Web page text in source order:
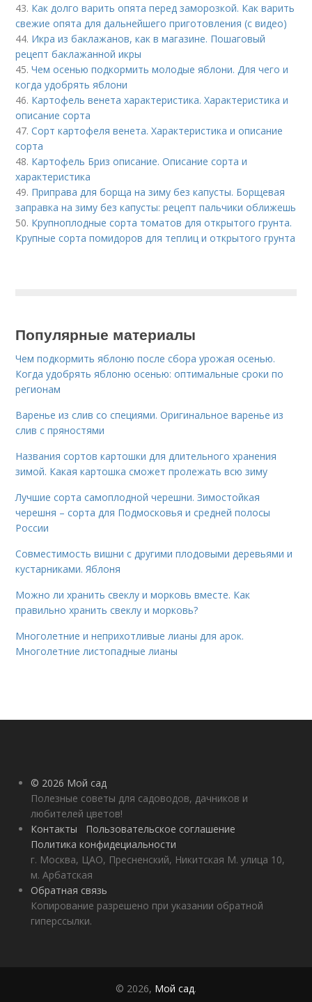
43. Как долго варить опята перед заморозкой. Как варить
свежие опята для дальнейшего приготовления (с видео)
44. Икра из баклажанов, как в магазине. Пошаговый
рецепт баклажанной икры
45.Чем осенью подкормить молодые яблони. Для чего и
когда удобрять яблони
46. Картофель венета характеристика. Характеристика и
описание сорта
47.Сорт картофеля венета. Характеристика и описание
сорта
48. Картофель Бриз описание. Описание сорта и
характеристика
49. Приправа для борща на зиму без капусты. Борщевая
заправка на зиму без капусты: рецепт пальчики оближешь
50. Крупноплодные сорта томатов для открытого грунта.
Крупные сорта помидоров для теплиц и открытого грунта
Популярные материалы
Чем подкормить яблоню после сбора урожая осенью.
Когда удобрять яблоню осенью: оптимальные сроки по
регионам
Варенье из слив со специями. Оригинальное варенье из
слив с пряностями
Названия сортов картошки для длительного хранения
зимой. Какая картошка сможет пролежать всю зиму
Лучшие сорта самоплодной черешни. Зимостойкая
черешня – сорта для Подмосковья и средней полосы
России
Совместимость вишни с другими плодовыми деревьями и
кустарниками. Яблоня
Можно ли хранить свеклу и морковь вместе. Как
правильно хранить свеклу и морковь?
Многолетние и неприхотливые лианы для арок.
Многолетние листопадные лианы
© 2026 Мой сад
Полезные советы для садоводов, дачников и
любителей цветов!
Контакты
Пользовательское соглашение
Политика конфидециальности
г. Москва, ЦАО, Пресненский, Никитская М. улица 10,
м. Арбатская
Обратная связь
Копирование разрешено при указании обратной
гиперссылки.
© 2026, Мой сад.